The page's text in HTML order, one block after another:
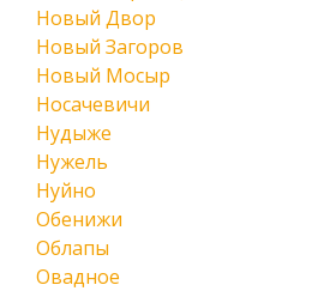
Новый Двор
Новый Загоров
Новый Мосыр
Носачевичи
Нудыже
Нужель
Нуйно
Обенижи
Облапы
Овадное